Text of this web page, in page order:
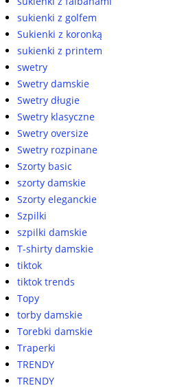
sukienki z golfem
Sukienki z koronką
sukienki z printem
swetry
Swetry damskie
Swetry długie
Swetry klasyczne
Swetry oversize
Swetry rozpinane
Szorty basic
szorty damskie
Szorty eleganckie
Szpilki
szpilki damskie
T-shirty damskie
tiktok
tiktok trends
Topy
torby damskie
Torebki damskie
Traperki
TRENDY
TRENDY